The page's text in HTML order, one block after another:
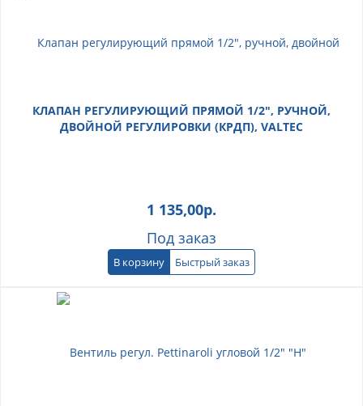
КЛАПАН РЕГУЛИРУЮЩИЙ ПРЯМОЙ 1/2", РУЧНОЙ,
ДВОЙНОЙ РЕГУЛИРОВКИ (КРДП), VALTEC
1 135,00р.
Под заказ
В корзину Быстрый заказ